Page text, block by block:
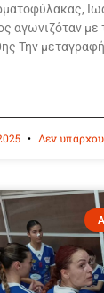
αγωνιζόταν
Την
Δεν